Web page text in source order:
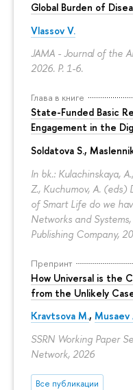
Global Burden of
Vlassov V.
JAMA - Journal of the
2026. P. 1-6.
Глава в книге
State-Funded Basic
Engagement in the
Soldatova S.,
In bk.: Kulachinskaya,
Z., Kuchumov, A.
of Smart Life do we
Networks and
Publishing Company,
Препринт
How Universal is the
from the Unlikely
Kravtsova M., Musaev
SSRN Working Paper
Network, 2026
Все публикации